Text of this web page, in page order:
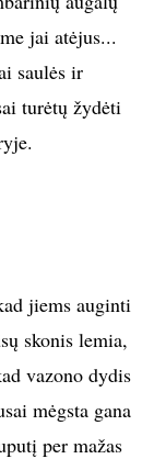
jai atėjus...
saulės ir
turėtų žydėti
jiems auginti
skonis lemia,
vazono dydis
mėgsta gana
per mažas